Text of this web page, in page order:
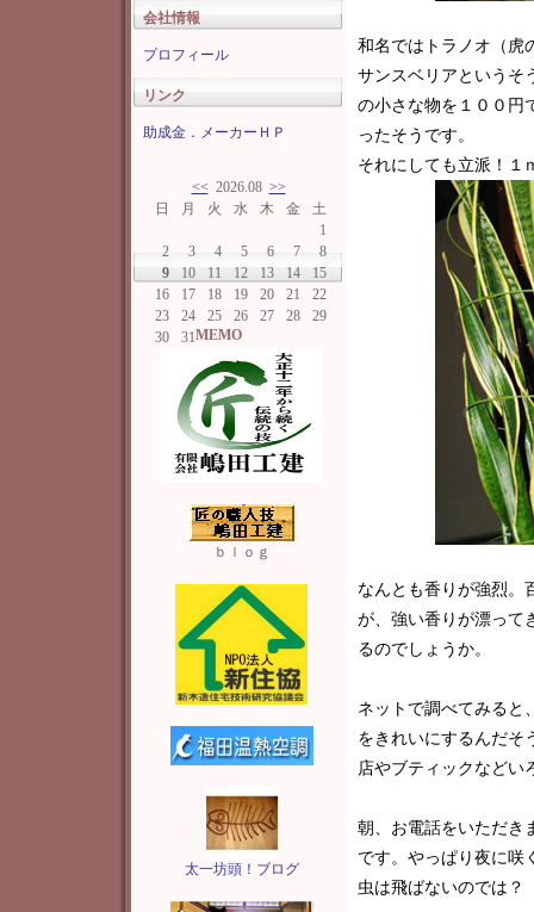
会社情報
プロフィール
リンク
助成金．メーカーＨＰ
<< 2026.08 >>
日
2
9
16
23
30
月
3
10
17
24
31
火
4
11
18
25
水
5
12
19
26
木
6
13
20
27
金
7
14
21
28
土
1
8
15
22
29
MEMO
ｂｌｏｇ
太一坊頭！ブログ
和名ではトラノオ（虎
サンスベリアというそ
の小さな物を１００円
ったそうです。
それにしても立派！１
なんとも香りが強烈。
が、強い香りが漂って
るのでしょうか。
ネットで調べてみると
をきれいにするんだそ
店やブティックなどい
朝、お電話をいただき
です。やっぱり夜に咲
虫は飛ばないのでは？